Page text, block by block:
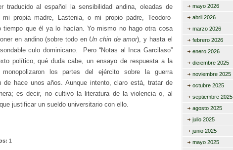
traducido al español la sensibilidad andina, oleadas de
mi propia madre, Lastenia, o mi propio padre, Teodoro-
tiempo que él ya lo hacían. Yo mismo no hago otra cosa
en andino (sobre todo en Un chin de amor), y hasta el
culo dominicano. Pero “Notas al Inca Garcilaso”
político, qué duda cabe, un ensayo de respuesta a la
monopolizaron los partes del ejército sobre la guerra
de hace unos años. Aunque intento, claro está, tratar de
es decir, no cultivo la literatura de la violencia o, al
justificar un sueldo universitario con ello.
1
mayo 2026
abril 2026
marzo 2026
febrero 2026
enero 2026
diciembre 2025
noviembre 2025
octubre 2025
septiembre 2025
agosto 2025
julio 2025
junio 2025
mayo 2025